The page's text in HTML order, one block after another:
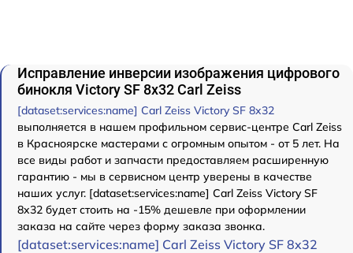
Исправление инверсии изображения цифрового
бинокля Victory SF 8x32 Carl Zeiss
[dataset:services:name] Carl Zeiss Victory SF 8x32
выполняется в нашем профильном сервис-центре Carl Zeiss
в Красноярске мастерами с огромным опытом - от 5 лет. На
все виды работ и запчасти предоставляем расширенную
гарантию - мы в сервисном центр уверены в качестве
наших услуг. [dataset:services:name] Carl Zeiss Victory SF
8x32 будет стоить на -15% дешевле при оформлении
заказа на сайте через форму заказа звонка.
[dataset:services:name] Carl Zeiss Victory SF 8x32